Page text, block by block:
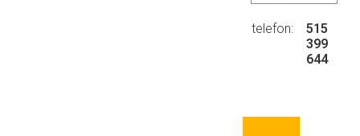
telefon:
515
399
644